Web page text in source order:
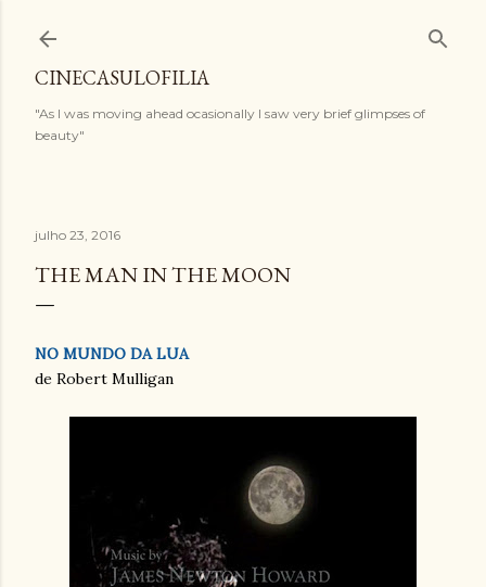
CINECASULOFILIA
"As I was moving ahead ocasionally I saw very brief glimpses of
beauty"
julho 23, 2016
THE MAN IN THE MOON
NO MUNDO DA LUA
de Robert Mulligan